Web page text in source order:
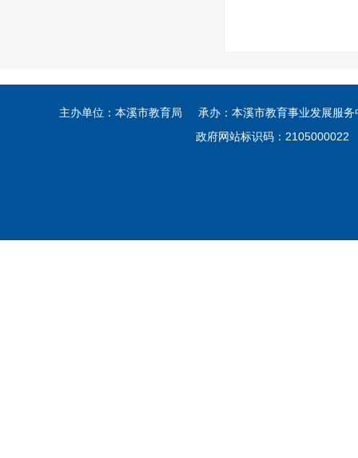
主办单位：本溪市教育局 承办：本溪市教育事业发展
政府网站标识码：2105000022